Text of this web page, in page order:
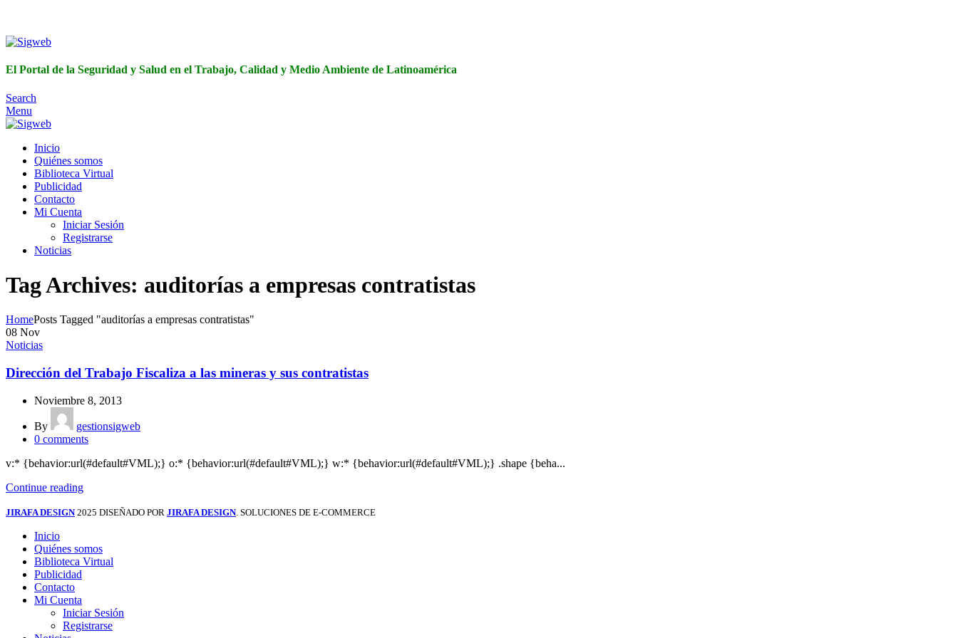
El Portal de la Seguridad y Salud en el Trabajo, Calidad y Medio Ambiente de Latinoamérica
Search
Menu
Inicio
Quiénes somos
Biblioteca Virtual
Publicidad
Contacto
Mi Cuenta
Iniciar Sesión
Registrarse
Noticias
Tag Archives: auditorías a empresas contratistas
HomePosts Tagged "auditorías a empresas contratistas"
08 Nov
Noticias
Dirección del Trabajo Fiscaliza a las mineras y sus contratistas
Noviembre 8, 2013
By
gestionsigweb
0 comments
v:* {behavior:url(#default#VML);} o:* {behavior:url(#default#VML);} w:* {behavior:url(#default#VML);} .shape {beha...
Continue reading
JIRAFA DESIGN 2025 DISEÑADO POR JIRAFA DESIGN. SOLUCIONES DE E-COMMERCE
Inicio
Quiénes somos
Biblioteca Virtual
Publicidad
Contacto
Mi Cuenta
Iniciar Sesión
Registrarse